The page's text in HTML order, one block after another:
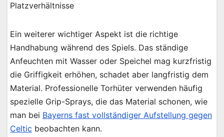
Platzverhältnisse
Ein weiterer wichtiger Aspekt ist die richtige
Handhabung während des Spiels. Das ständige
Anfeuchten mit Wasser oder Speichel mag kurzfristig
die Griffigkeit erhöhen, schadet aber langfristig dem
Material. Professionelle Torhüter verwenden häufig
spezielle Grip-Sprays, die das Material schonen, wie
man bei Bayerns fast vollständiger Aufstellung gegen
Celtic beobachten kann.